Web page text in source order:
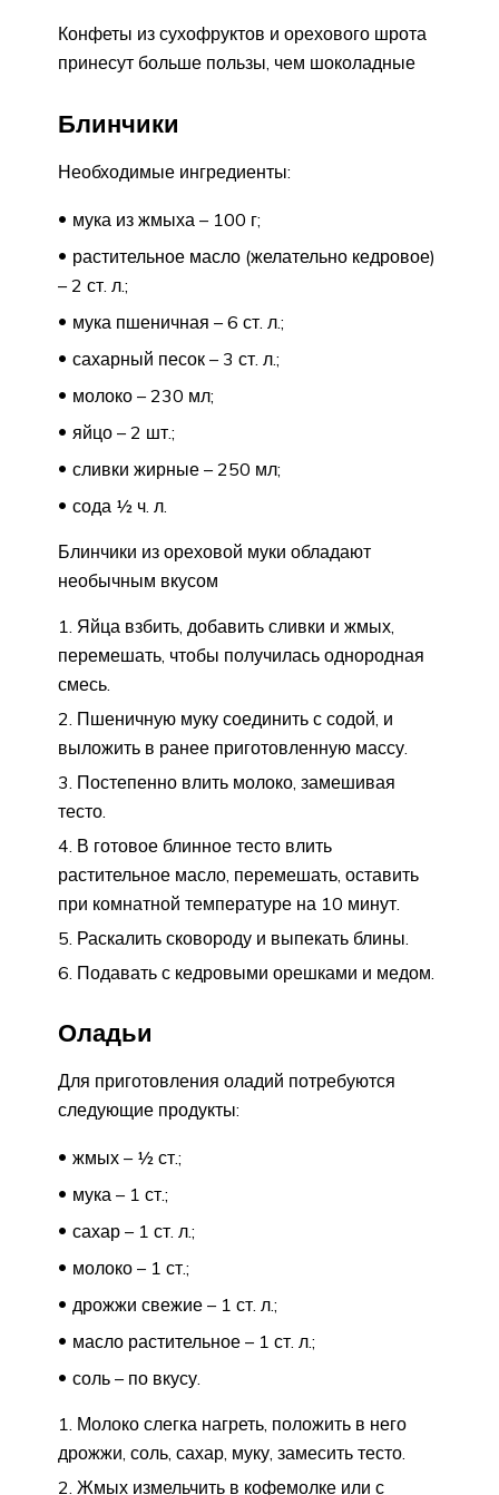
Конфеты из сухофруктов и орехового шрота
принесут больше пользы, чем шоколадные
Блинчики
Необходимые ингредиенты:
мука из жмыха – 100 г;
растительное масло (желательно кедровое)
– 2 ст. л.;
мука пшеничная – 6 ст. л.;
сахарный песок – 3 ст. л.;
молоко – 230 мл;
яйцо – 2 шт.;
сливки жирные – 250 мл;
сода ½ ч. л.
Блинчики из ореховой муки обладают
необычным вкусом
Яйца взбить, добавить сливки и жмых,
перемешать, чтобы получилась однородная
смесь.
Пшеничную муку соединить с содой, и
выложить в ранее приготовленную массу.
Постепенно влить молоко, замешивая
тесто.
В готовое блинное тесто влить
растительное масло, перемешать, оставить
при комнатной температуре на 10 минут.
Раскалить сковороду и выпекать блины.
Подавать с кедровыми орешками и медом.
Оладьи
Для приготовления оладий потребуются
следующие продукты:
жмых – ½ ст.;
мука – 1 ст.;
сахар – 1 ст. л.;
молоко – 1 ст.;
дрожжи свежие – 1 ст. л.;
масло растительное – 1 ст. л.;
соль – по вкусу.
Молоко слегка нагреть, положить в него
дрожжи, соль, сахар, муку, замесить тесто.
Жмых измельчить в кофемолке или с